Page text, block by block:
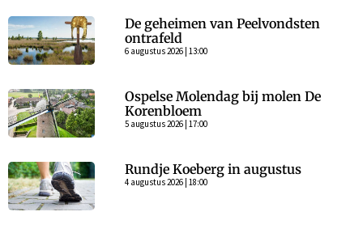
De geheimen van Peelvondsten
ontrafeld
6 augustus 2026 | 13:00
Ospelse Molendag bij molen De
Korenbloem
5 augustus 2026 | 17:00
Rundje Koeberg in augustus
4 augustus 2026 | 18:00